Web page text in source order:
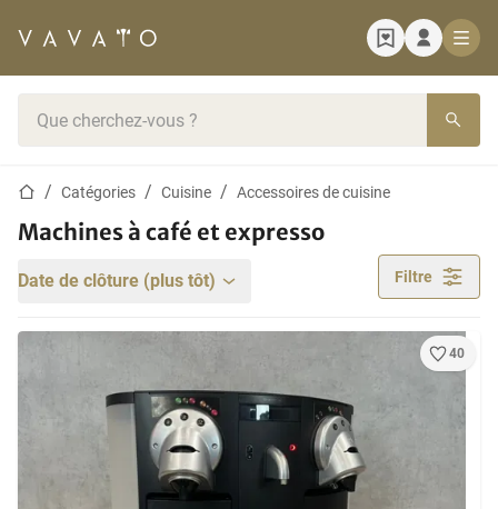
Page d'accueil
Catégories Cuisine Accessoires de cuisine
Machines à café et expresso
Date de clôture (plus tôt) Filtre
40